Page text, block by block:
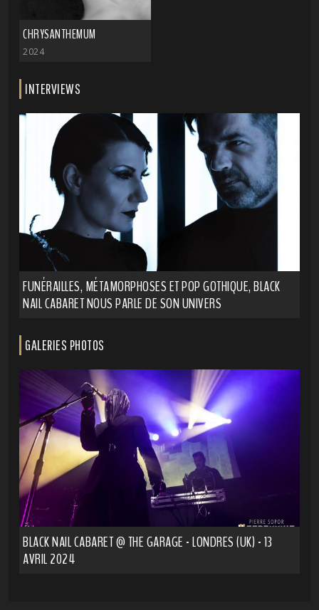
CHRYSANTHEMUM
2024
INTERVIEWS
FUNÉRAILLES, MÉTAMORPHOSES ET POP GOTHIQUE, BLACK
NAIL CABARET NOUS PARLE DE SON UNIVERS
GALERIES PHOTOS
BLACK NAIL CABARET @ THE GARAGE - LONDRES (UK) - 13
AVRIL 2024